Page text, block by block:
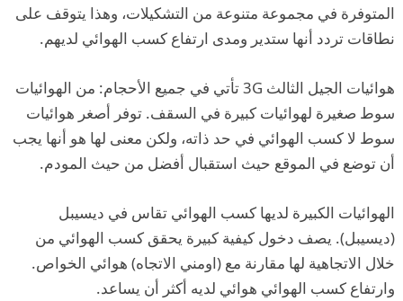
المتوفرة في مجموعة متنوعة من التشكيلات، وهذا يتوقف على
نطاقات تردد أنها ستدير ومدى ارتفاع كسب الهوائي لديهم.
هوائيات الجيل الثالث 3G تأتي في جميع الأحجام: من الهوائيات
سوط صغيرة لهوائيات كبيرة في السقف. توفر أصغر هوائيات
سوط لا كسب الهوائي في حد ذاته، ولكن معنى لها هو أنها يجب
أن توضع في الموقع حيث استقبال أفضل من حيث المودم.
الهوائيات الكبيرة لديها كسب الهوائي تقاس في ديسيبل
(ديسيبل). يصف دخول كيفية كبيرة يحقق كسب الهوائي من
خلال الاتجاهية لها مقارنة مع (اومني الاتجاه) هوائي الخواص.
وارتفاع كسب الهوائي هوائي لديه أكثر أن يساعد.